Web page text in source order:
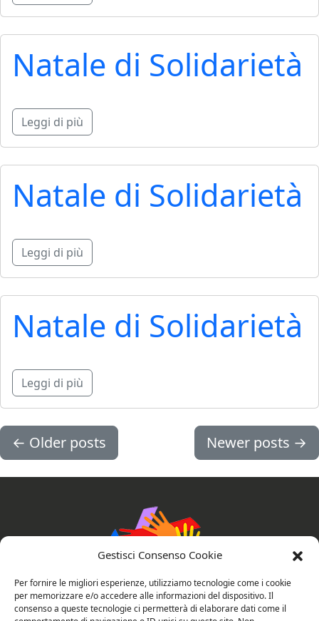
Gestisci Consenso Cookie
Per fornire le migliori esperienze, utilizziamo tecnologie come i cookie
per memorizzare e/o accedere alle informazioni del dispositivo. Il
consenso a queste tecnologie ci permetterà di elaborare dati come il
Natale di Solidarietà
Leggi di più
Natale di Solidarietà
Leggi di più
Natale di Solidarietà
Leggi di più
← Older posts Newer posts →